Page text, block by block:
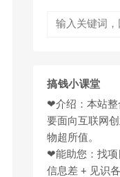
搞钱小课堂
❤介绍：本站整
要面向互联网
物超所值。
❤能助您：找项
信息差 + 见识